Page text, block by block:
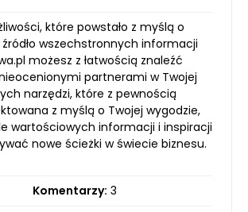
które powstało z myślą o
wszechstronnych informacji
możesz z łatwością znaleźć
partnerami w Twojej
narzędzi, które z pewnością
z myślą o Twojej wygodzie,
wartościowych informacji i inspiracji
nowe ścieżki w świecie biznesu.
Komentarzy: 3